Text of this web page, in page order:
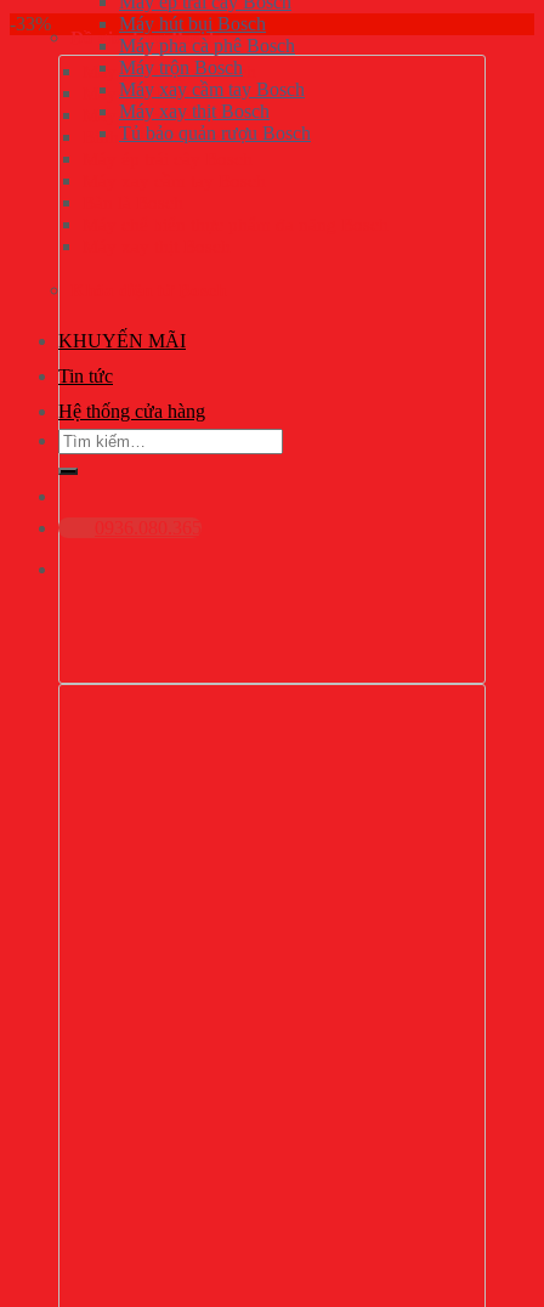
Đồ gia dụng Bosch
Máy pha cà phê Bosch
Máy trộn Bosch
Máy hút bụi Bosch
Bình siêu tốc Bosch
KHUYẾN MÃI
Tin tức
Hệ thống cửa hàng
Tìm
kiếm:
Máy hút bụi Bosch
Máy pha cà phê Bosch
Máy trộn Bosch
Máy xay cầm tay Bosch
Máy xay thịt Bosch
Tủ bảo quản rượu Bosch
-33%